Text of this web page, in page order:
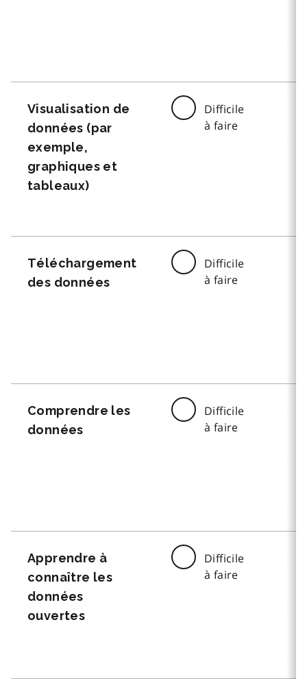
Visualisation de
données (par
exemple,
graphiques et
tableaux)
Difficile
à faire
Téléchargement
des données
Difficile
à faire
Comprendre les
données
Difficile
à faire
Apprendre à
connaître les
données
ouvertes
Difficile
à faire